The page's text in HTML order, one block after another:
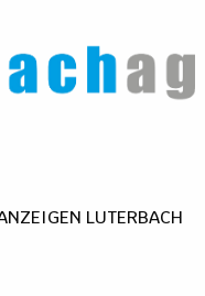
LUTERBACH